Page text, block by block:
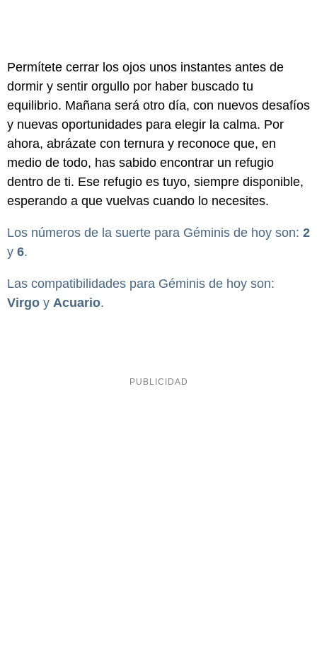
Permítete cerrar los ojos unos instantes antes de
dormir y sentir orgullo por haber buscado tu
equilibrio. Mañana será otro día, con nuevos desafíos
y nuevas oportunidades para elegir la calma. Por
ahora, abrázate con ternura y reconoce que, en
medio de todo, has sabido encontrar un refugio
dentro de ti. Ese refugio es tuyo, siempre disponible,
esperando a que vuelvas cuando lo necesites.
Los números de la suerte para Géminis de hoy son: 2
y 6.
Las compatibilidades para Géminis de hoy son:
Virgo y Acuario.